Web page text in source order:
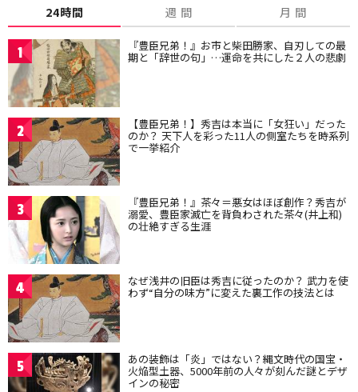
24時間 週 間 月 間
1 『豊臣兄弟！』お市と柴田勝家、自刃しての最
期と「辞世の句」…運命を共にした２人の悲劇
2 【豊臣兄弟！】秀吉は本当に「女狂い」だった
のか？ 天下人を彩った11人の側室たちを時系列
で一挙紹介
3 『豊臣兄弟！』茶々＝悪女はほぼ創作？秀吉が
溺愛、豊臣家滅亡を背負わされた茶々(井上和)
の壮絶すぎる生涯
4 なぜ浅井の旧臣は秀吉に従ったのか？ 武力を使
わず“自分の味方”に変えた裏工作の技法とは
5 あの装飾は「炎」ではない？縄文時代の国宝・
火焔型土器、5000年前の人々が刻んだ謎とデザ
インの秘密